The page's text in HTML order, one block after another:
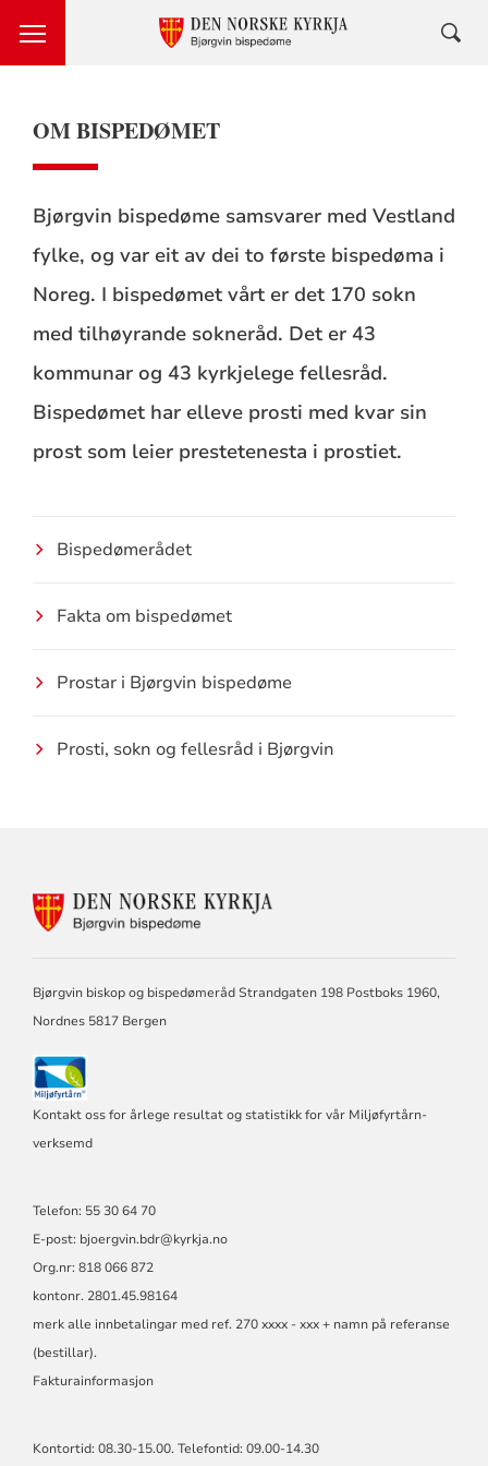
OM BISPEDØMET
Bjørgvin bispedøme samsvarer med Vestland
fylke, og var eit av dei to første bispedøma i
Noreg. I bispedømet vårt er det 170 sokn
med tilhøyrande sokneråd. Det er 43
kommunar og 43 kyrkjelege fellesråd.
Bispedømet har elleve prosti med kvar sin
prost som leier prestetenesta i prostiet.
Bispedømerådet
Fakta om bispedømet
Prostar i Bjørgvin bispedøme
Prosti, sokn og fellesråd i Bjørgvin
KONTAKTINFORMASJON
Bjørgvin biskop og bispedømeråd Strandgaten 198 Postboks 1960,
Nordnes 5817 Bergen
Kontakt oss for årlege resultat og statistikk for vår Miljøfyrtårn-
verksemd
Telefon: 55 30 64 70
E-post: bjoergvin.bdr@kyrkja.no
Org.nr: 818 066 872
kontonr. 2801.45.98164
merk alle innbetalingar med ref. 270 xxxx - xxx + namn på referanse
(bestillar).
Fakturainformasjon
Kontortid: 08.30-15.00. Telefontid: 09.00-14.30